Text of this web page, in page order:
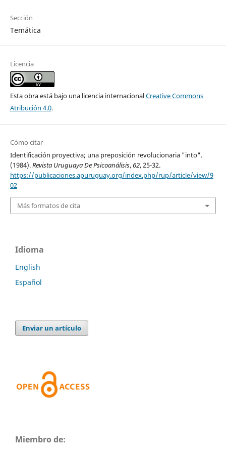
Sección
Temática
Licencia
Esta obra está bajo una licencia internacionalCreative Commons
Atribución 4.0.
Cómo citar
Identificación proyectiva; una preposición revolucionaria "into".
(1984).Revista Uruguaya De Psicoanálisis,62, 25-32.
https://publicaciones.apuruguay.org/index.php/rup/article/view/9
02
Más formatos de cita
Idioma
English
Español
Enviar un artículo
Miembro de: